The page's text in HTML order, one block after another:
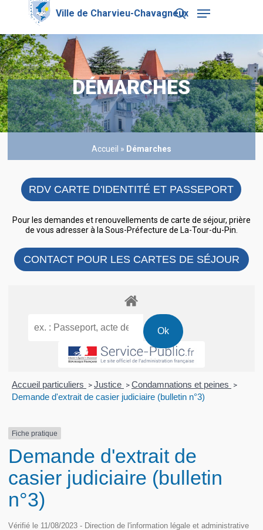
content
search
Menu
DÉMARCHES
Accueil » Démarches
RDV CARTE D'IDENTITÉ ET PASSEPORT
Pour les demandes et renouvellements de carte de séjour, prière
de vous adresser à la Sous-Préfecture de La-Tour-du-Pin.
CONTACT POUR LES CARTES DE SÉJOUR
Accueil particuliers > Justice > Condamnations et peines >
Demande d'extrait de casier judiciaire (bulletin n°3)
Fiche pratique
Demande d'extrait de
casier judiciaire (bulletin
n°3)
Vérifié le 11/08/2023 - Direction de l'information légale et administrative
Close